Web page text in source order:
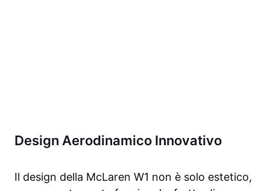
Design Aerodinamico Innovativo
Il design della McLaren W1 non è solo estetico,